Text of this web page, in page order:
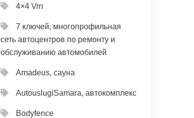
4×4 Vrn
7 ключей, многопрофильная
сеть автоцентров по ремонту и
обслуживанию автомобилей
Amadeus, сауна
AutouslugiSamara, автокомплекс
Bodyfence